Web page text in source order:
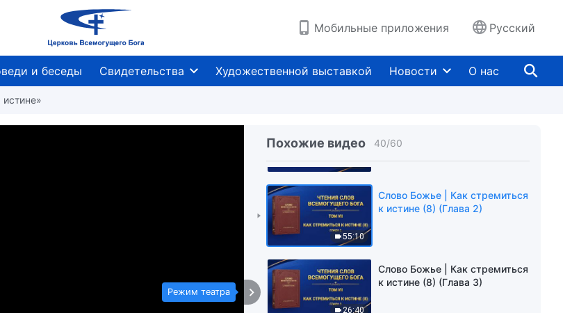
Мобильные приложения Русский
и беседы Свидетельства Художественной выставкой Новости О нас
Режим театра
Похожие видео 40/60
38:55
30:33
55:10
Слово Божье | Как стремиться
к истине (8) (Глава 2)
26:40
Слово Божье | Как стремиться
к истине (8) (Глава 3)